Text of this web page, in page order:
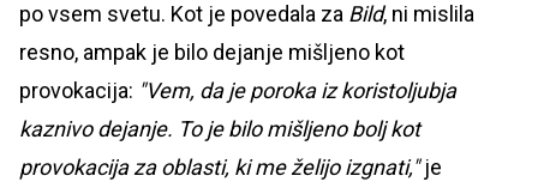
po vsem svetu. Kot je povedala za Bild, ni mislila
resno, ampak je bilo dejanje mišljeno kot
provokacija: "Vem, da je poroka iz koristoljubja
kaznivo dejanje. To je bilo mišljeno bolj kot
provokacija za oblasti, ki me želijo izgnati,"je